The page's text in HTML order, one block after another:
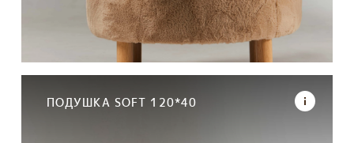
ПОДУШКА SOFT 120*40